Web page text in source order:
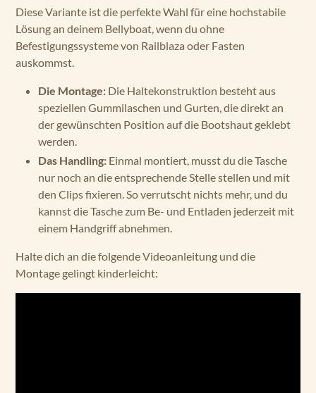
Diese Variante ist die perfekte Wahl für eine hochstabile
Lösung an deinem Bellyboat, wenn du ohne
Befestigungssysteme von Railblaza oder Fasten
auskommst.
Die Montage: Die Haltekonstruktion besteht aus
speziellen Gummilaschen und Gurten, die direkt an
der gewünschten Position auf die Bootshaut geklebt
werden.
Das Handling: Einmal montiert, musst du die Tasche
nur noch an die entsprechende Stelle stellen und mit
den Clips fixieren. So verrutscht nichts mehr, und du
kannst die Tasche zum Be- und Entladen jederzeit mit
einem Handgriff abnehmen.
Halte dich an die folgende Videoanleitung und die
Montage gelingt kinderleicht: